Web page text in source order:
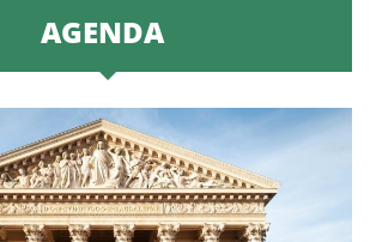
AGENDA